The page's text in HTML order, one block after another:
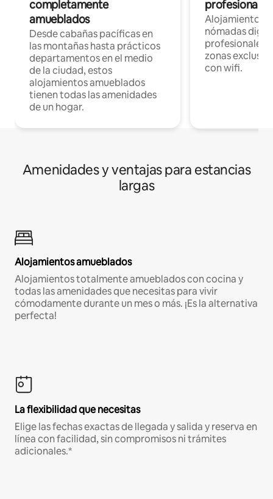
completamente
amueblados
Desde cabañas pacíficas en
las montañas hasta prácticos
departamentos en el medio
de la ciudad, estos
alojamientos amueblados
tienen todas las amenidades
de un hogar.
Alojamientos
nómadas
profesionales
zonas
con wifi.
Amenidades y ventajas para estancias
largas
Alojamientos amueblados
Alojamientos totalmente amueblados con cocina y
todas las amenidades que necesitas para vivir
cómodamente durante un mes o más. ¡Es la alternativa
perfecta!
La flexibilidad que necesitas
Elige las fechas exactas de llegada y salida y reserva en
línea con facilidad, sin compromisos ni trámites
adicionales.*